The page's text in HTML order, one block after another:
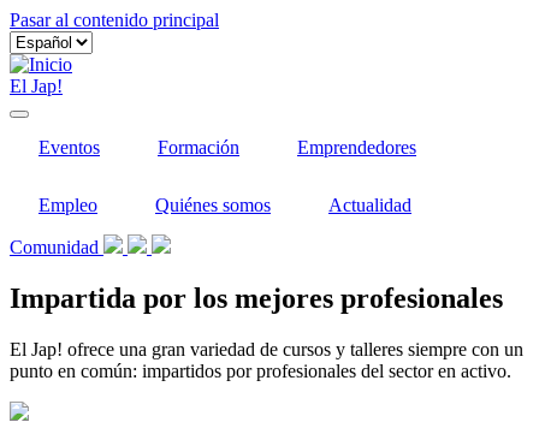
Pasar al contenido principal
El Jap!
Eventos Formación Emprendedores
Empleo Quiénes somos Actualidad
Comunidad
Impartida por los mejores profesionales
El Jap! ofrece una gran variedad de cursos y talleres siempre con un
punto en común: impartidos por profesionales del sector en activo.